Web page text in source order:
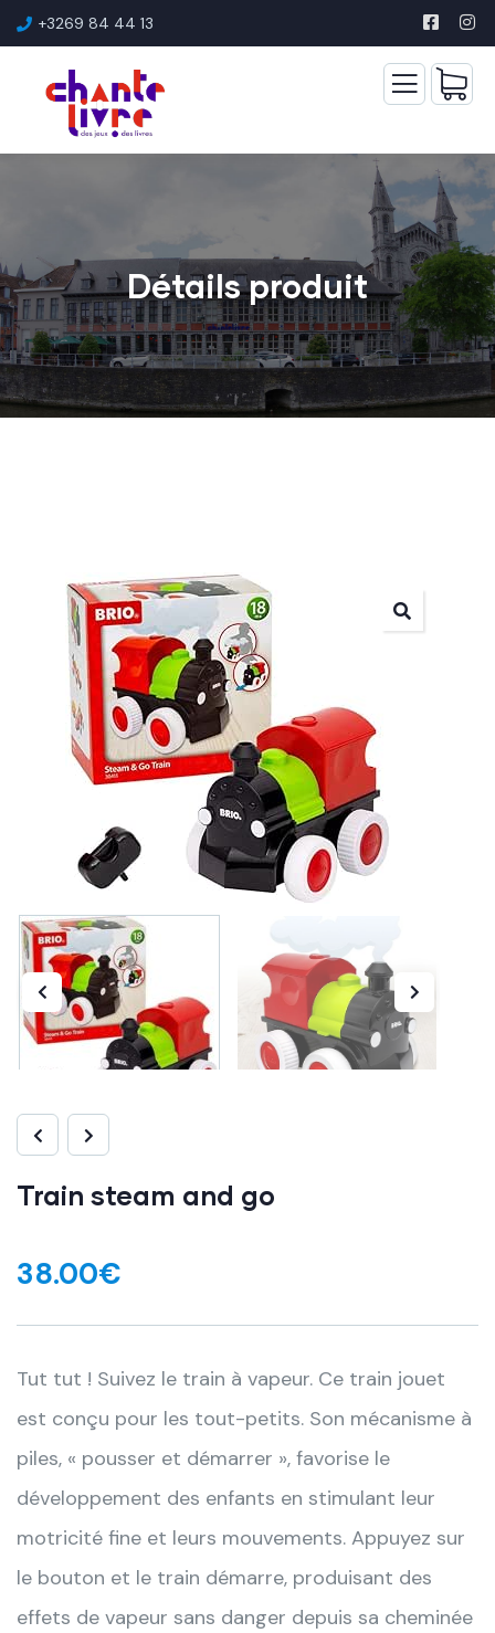
+3269 84 44 13
Détails produit
Train steam and go
38.00€
Tut tut ! Suivez le train à vapeur. Ce train jouet
est conçu pour les tout-petits. Son mécanisme à
piles, « pousser et démarrer », favorise le
développement des enfants en stimulant leur
motricité fine et leurs mouvements. Appuyez sur
le bouton et le train démarre, produisant des
effets de vapeur sans danger depuis sa cheminée